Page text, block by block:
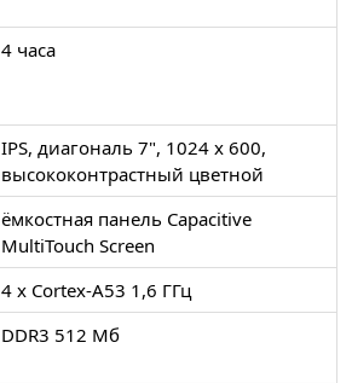
4 часа
IPS, диагональ 7", 1024 х 600,
высококонтрастный цветной
ёмкостная панель Capacitive
MultiTouch Screen
4 x Cortex-A53 1,6 ГГц
DDR3 512 Мб